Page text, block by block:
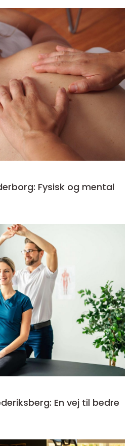
Fysisk og mental
En vej til bedre